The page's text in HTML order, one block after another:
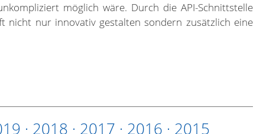
möglich wäre. Durch die API-Schnittstelle
nicht nur innovativ gestalten sondern zusätzlich eine
· 2018 · 2017 · 2016 · 2015